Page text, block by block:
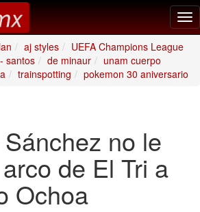
aj styles
UEFA Champions League
santos
de minaur
unam cuerpo
trainspotting pokemon 30 aniversario
no le
de El Tri a
Ochoa